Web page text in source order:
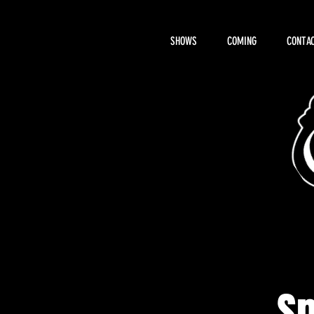
SHOWS COMING